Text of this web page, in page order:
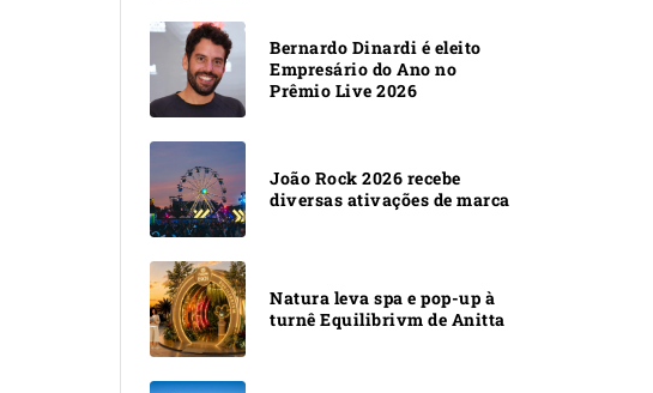
Bernardo Dinardi é eleito
Empresário do Ano no
Prêmio Live 2026
João Rock 2026 recebe
diversas ativações de marca
Natura leva spa e pop-up à
turnê Equilibrivm de Anitta